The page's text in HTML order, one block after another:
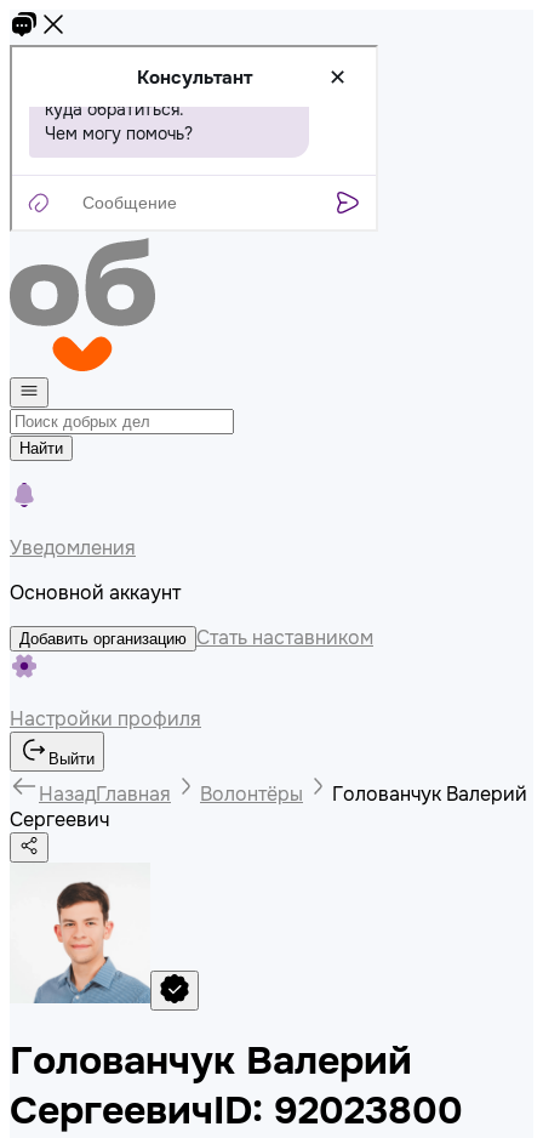
Найти
Уведомления
Основной аккаунт
Добавить организацию Стать наставником
Настройки профиля
Выйти
НазадГлавная Волонтёры
Голованчук Валерий
Сергеевич
Голованчук Валерий
СергеевичID: 92023800